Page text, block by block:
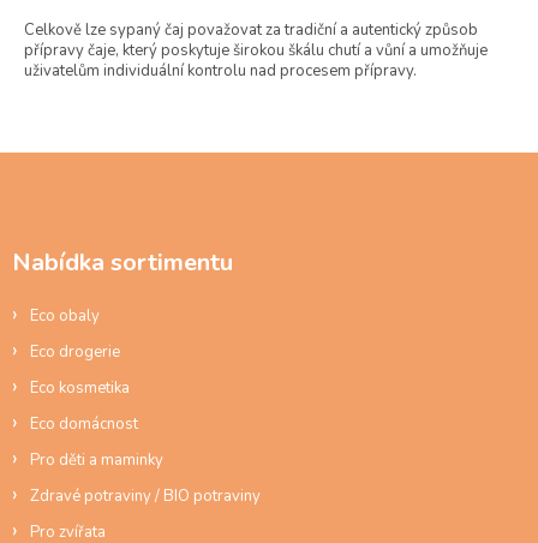
Celkově lze sypaný čaj považovat za tradiční a autentický způsob
přípravy čaje, který poskytuje širokou škálu chutí a vůní a umožňuje
uživatelům individuální kontrolu nad procesem přípravy.
Nabídka sortimentu
Eco obaly
Eco drogerie
Eco kosmetika
Eco domácnost
Pro děti a maminky
Zdravé potraviny / BIO potraviny
Pro zvířata